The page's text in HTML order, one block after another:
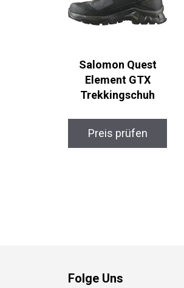
Salomon Quest
Element GTX
Trekkingschuh
Preis prüfen
Folge Uns